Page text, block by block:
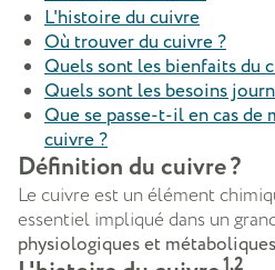
L'histoire du cuivre
Où trouver du cuivre ?
Quels sont les bienfaits du
Quels sont les besoins
Que se passe-t-il en cas de
cuivre ?
Définition du cuivre ?
Le cuivre est un élément
essentiel impliqué dans un
physiologiques et
1,2